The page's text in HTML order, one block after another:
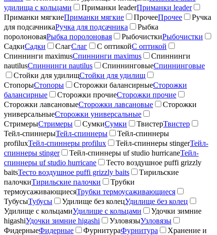
удилища с кольцами
Приманки leaderПриманки leader
Приманки мягкиеПриманки мягкие ПрочееПрочее
Ручка
для подсачникаРучка для подсачника
Рыбка
поролоноваяРыбка поролоновая РыбочисткиРыбочистки
СадкиСадки СлагСлаг С оптикойС оптикой
Спиннинги maximusСпиннинги maximus
Спиннинги
nautilusСпиннинги nautilus СпиннинговыеСпиннинговые
Стойки для удилищСтойки для удилищ
СтопорыСтопоры Сторожки балансирныеСторожки
балансирные
Сторожки прочиеСторожки прочие
Сторожки лавсановыеСторожки лавсановые
Сторожки
универсальныеСторожки универсальные
СтримерыСтримеры СумкиСумки ТвистерТвистер
Тейл-спиннерыТейл-спиннеры
Тейл-спиннеры
profiluxТейл-спиннеры profilux Тейл-спиннеры stingerТейл-
спиннеры stinger
Тейл-спиннеры uf studio hurricaneТейл-
спиннеры uf studio hurricane
Тесто воздушное puffi grizzly
baitsТесто воздушное puffi grizzly baits
Тирильские
палочкиТирильские палочки
Трубки
термоусаживающиесяТрубки термоусаживающиеся
ТубусыТубусы Удилище без колецУдилище без колец
Удилище с кольцамиУдилище с кольцами
Удочки зимние
higashiУдочки зимние higashi УзловязыУзловязы
ФидерныеФидерные ФурнитураФурнитура
Хранение и